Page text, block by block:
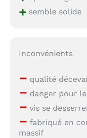
+semble solide
Inconvénients
– qualité
– danger pour
– vis se
– fabriqué en
massif